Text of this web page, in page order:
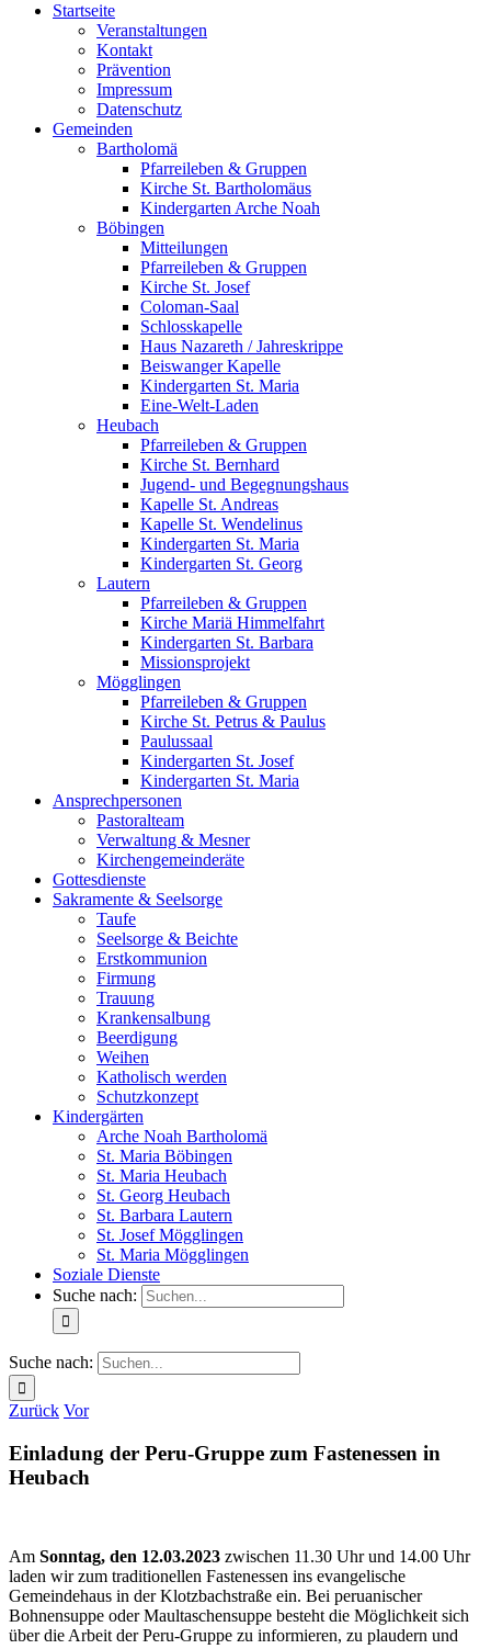
Startseite
Veranstaltungen
Kontakt
Prävention
Impressum
Datenschutz
Gemeinden
Bartholomä
Pfarreileben & Gruppen
Kirche St. Bartholomäus
Kindergarten Arche Noah
Böbingen
Mitteilungen
Pfarreileben & Gruppen
Kirche St. Josef
Coloman-Saal
Schlosskapelle
Haus Nazareth / Jahreskrippe
Beiswanger Kapelle
Kindergarten St. Maria
Eine-Welt-Laden
Heubach
Pfarreileben & Gruppen
Kirche St. Bernhard
Jugend- und Begegnungshaus
Kapelle St. Andreas
Kapelle St. Wendelinus
Kindergarten St. Maria
Kindergarten St. Georg
Lautern
Pfarreileben & Gruppen
Kirche Mariä Himmelfahrt
Kindergarten St. Barbara
Missionsprojekt
Mögglingen
Pfarreileben & Gruppen
Kirche St. Petrus & Paulus
Paulussaal
Kindergarten St. Josef
Kindergarten St. Maria
Ansprechpersonen
Pastoralteam
Verwaltung & Mesner
Kirchengemeinderäte
Gottesdienste
Sakramente & Seelsorge
Taufe
Seelsorge & Beichte
Erstkommunion
Firmung
Trauung
Krankensalbung
Beerdigung
Weihen
Katholisch werden
Schutzkonzept
Kindergärten
Arche Noah Bartholomä
St. Maria Böbingen
St. Maria Heubach
St. Georg Heubach
St. Barbara Lautern
St. Josef Mögglingen
St. Maria Mögglingen
Soziale Dienste
Suche nach:
Suche nach:
Zurück Vor
Einladung der Peru-Gruppe zum Fastenessen in
Heubach
Am Sonntag, den 12.03.2023 zwischen 11.30 Uhr und 14.00 Uhr
laden wir zum traditionellen Fastenessen ins evangelische
Gemeindehaus in der Klotzbachstraße ein. Bei peruanischer
Bohnensuppe oder Maultaschensuppe besteht die Möglichkeit sich
über die Arbeit der Peru-Gruppe zu informieren, zu plaudern und